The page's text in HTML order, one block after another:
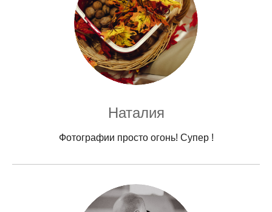
Наталия
Фотографии просто огонь! Супер !